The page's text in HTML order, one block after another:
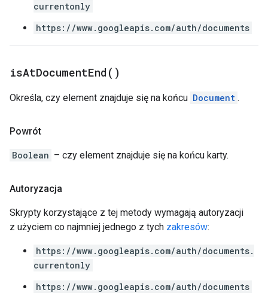
currentonly
https://www.googleapis.com/auth/documents
isAtDocumentEnd( )
Określa, czy element znajduje się na końcu Document .
Powrót
Boolean – czy element znajduje się na końcu karty.
Autoryzacja
Skrypty korzystające z tej metody wymagają autoryzacji
z użyciem co najmniej jednego z tych zakresów:
https://www.googleapis.com/auth/documents.
currentonly
https://www.googleapis.com/auth/documents